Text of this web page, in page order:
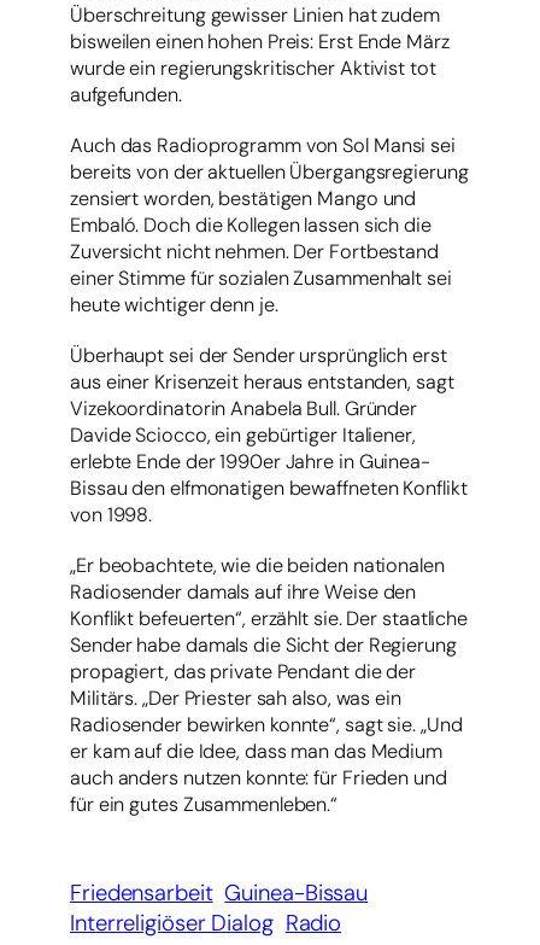
Überschreitung gewisser Linien hat zudem
bisweilen einen hohen Preis: Erst Ende März
wurde ein regierungskritischer Aktivist tot
aufgefunden.
Auch das Radioprogramm von Sol Mansi sei
bereits von der aktuellen Übergangsregierung
zensiert worden, bestätigen Mango und
Embaló. Doch die Kollegen lassen sich die
Zuversicht nicht nehmen. Der Fortbestand
einer Stimme für sozialen Zusammenhalt sei
heute wichtiger denn je.
Überhaupt sei der Sender ursprünglich erst
aus einer Krisenzeit heraus entstanden, sagt
Vizekoordinatorin Anabela Bull. Gründer
Davide Sciocco, ein gebürtiger Italiener,
erlebte Ende der 1990er Jahre in Guinea-
Bissau den elfmonatigen bewaffneten Konflikt
von 1998.
„Er beobachtete, wie die beiden nationalen
Radiosender damals auf ihre Weise den
Konflikt befeuerten“, erzählt sie. Der staatliche
Sender habe damals die Sicht der Regierung
propagiert, das private Pendant die der
Militärs. „Der Priester sah also, was ein
Radiosender bewirken konnte“, sagt sie. „Und
er kam auf die Idee, dass man das Medium
auch anders nutzen konnte: für Frieden und
für ein gutes Zusammenleben.“
Friedensarbeit Guinea-Bissau
Interreligiöser Dialog Radio